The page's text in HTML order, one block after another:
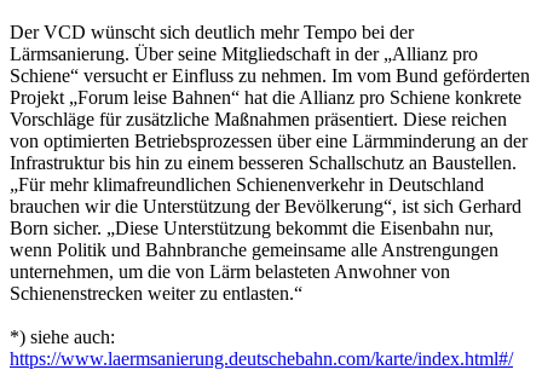
Der VCD wünscht sich deutlich mehr Tempo bei der
Lärmsanierung. Über seine Mitgliedschaft in der „Allianz pro
Schiene“ versucht er Einfluss zu nehmen. Im vom Bund geförderten
Projekt „Forum leise Bahnen“ hat die Allianz pro Schiene konkrete
Vorschläge für zusätzliche Maßnahmen präsentiert. Diese reichen
von optimierten Betriebsprozessen über eine Lärmminderung an der
Infrastruktur bis hin zu einem besseren Schallschutz an Baustellen.
„Für mehr klimafreundlichen Schienenverkehr in Deutschland
brauchen wir die Unterstützung der Bevölkerung“, ist sich Gerhard
Born sicher. „Diese Unterstützung bekommt die Eisenbahn nur,
wenn Politik und Bahnbranche gemeinsame alle Anstrengungen
unternehmen, um die von Lärm belasteten Anwohner von
Schienenstrecken weiter zu entlasten.“
*) siehe auch:
https://www.laermsanierung.deutschebahn.com/karte/index.html#/